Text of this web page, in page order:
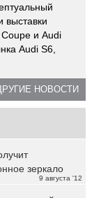
выставки
и Audi
Audi S6,
НОВОСТИ
9 августа '12
зеркало